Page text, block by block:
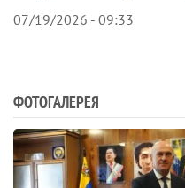
07/19/2026 - 09:33
ФОТОГАЛЕРЕЯ